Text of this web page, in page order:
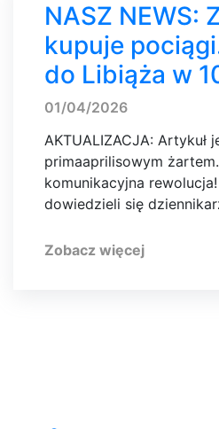
NASZ NEWS:
kupuje
do Libiąża w
01/04/2026
AKTUALIZACJA: Artykuł
primaaprilisowym
komunikacyjna
dowiedzieli się
Zobacz więcej